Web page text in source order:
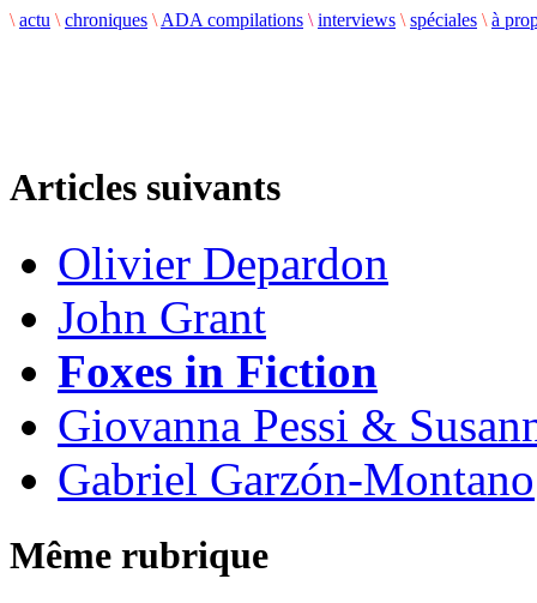
\ actu \ chroniques \ ADA compilations \ interviews \ spéciales \ à
Articles suivants
Olivier Depardon
John Grant
Foxes in Fiction
Giovanna Pessi &
Gabriel Garzón-Montano
Même rubrique